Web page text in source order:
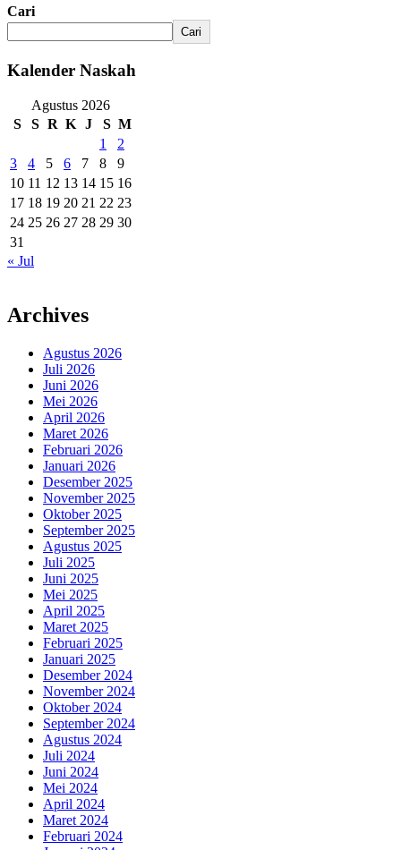
Cari
Cari
Kalender Naskah
Agustus 2026
S
S R K J S M
1
2
3
4 5 6 7 8
9
10 11 12 13 14 15 16
17 18 19 20 21 22 23
24 25 26 27 28 29 30
31
« Jul
Archives
Agustus 2026
Juli 2026
Juni 2026
Mei 2026
April 2026
Maret 2026
Februari 2026
Januari 2026
Desember 2025
November 2025
Oktober 2025
September 2025
Agustus 2025
Juli 2025
Juni 2025
Mei 2025
April 2025
Maret 2025
Februari 2025
Januari 2025
Desember 2024
November 2024
Oktober 2024
September 2024
Agustus 2024
Juli 2024
Juni 2024
Mei 2024
April 2024
Maret 2024
Februari 2024